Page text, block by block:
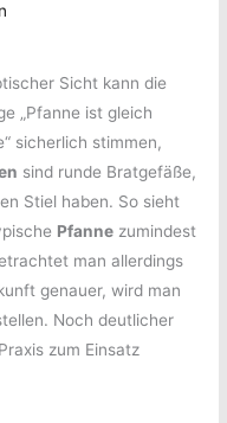
Sicht kann die
„Pfanne ist gleich
sicherlich stimmen,
sind runde Bratgefäße,
Stiel haben. So sieht
Pfannezumindest
man allerdings
genauer, wird man
Noch deutlicher
zum Einsatz